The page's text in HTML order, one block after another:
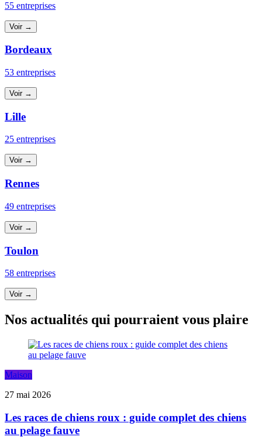
55 entreprises
Voir →
Bordeaux
53 entreprises
Voir →
Lille
25 entreprises
Voir →
Rennes
49 entreprises
Voir →
Toulon
58 entreprises
Voir →
Nos actualités qui pourraient vous plaire
Maison
27 mai 2026
Les races de chiens roux : guide complet des chiens
au pelage fauve